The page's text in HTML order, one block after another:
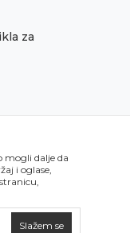
za
mogli dalje da
i oglase,
Slažem se